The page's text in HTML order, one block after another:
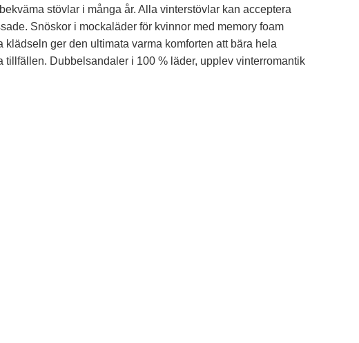
stövlar i många år. Alla vinterstövlar kan acceptera
Snöskor i mockaläder för kvinnor med memory foam
ger den ultimata varma komforten att bära hela
tillfällen. Dubbelsandaler i 100 % läder, upplev vinterromantik